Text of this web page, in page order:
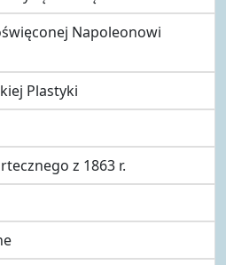
Napoleonowi
Plastyki
z 1863 r.